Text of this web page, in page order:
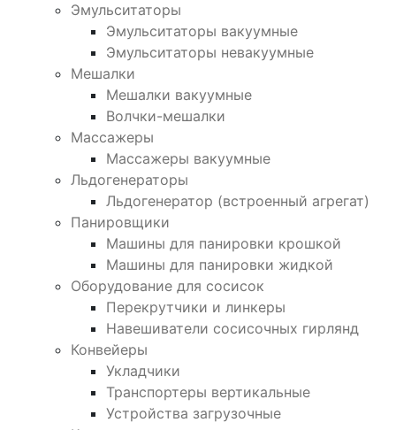
Эмульситаторы
Эмульситаторы вакуумные
Эмульситаторы невакуумные
Мешалки
Мешалки вакуумные
Волчки-мешалки
Массажеры
Массажеры вакуумные
Льдогенераторы
Льдогенератор (встроенный агрегат)
Панировщики
Машины для панировки крошкой
Машины для панировки жидкой
Оборудование для сосисок
Перекрутчики и линкеры
Навешиватели сосисочных гирлянд
Конвейеры
Укладчики
Транспортеры вертикальные
Устройства загрузочные